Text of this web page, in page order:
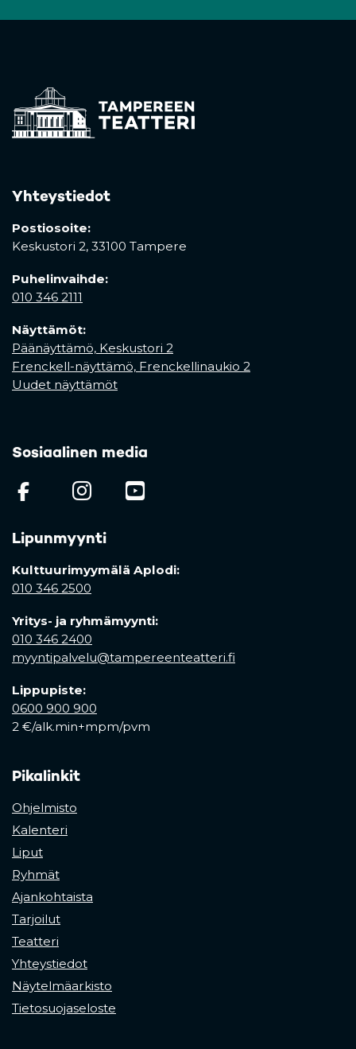
Yhteystiedot
Postiosoite:
Keskustori 2, 33100 Tampere
Puhelinvaihde:
010 346 2111
Näyttämöt:
Päänäyttämö, Keskustori 2
Frenckell-näyttämö, Frenckellinaukio 2
Uudet näyttämöt
Sosiaalinen media
(opens in a new tab)
(opens in a new tab)
Lipunmyynti
Kulttuurimyymälä Aplodi:
010 346 2500
Yritys- ja ryhmämyynti:
010 346 2400
myyntipalvelu@tampereenteatteri.fi
Lippupiste:
0600 900 900
2 €/alk.min+mpm/pvm
Pikalinkit
Ohjelmisto
Kalenteri
Liput
Ryhmät
Ajankohtaista
Tarjoilut
Teatteri
Yhteystiedot
Näytelmäarkisto
Tietosuojaseloste